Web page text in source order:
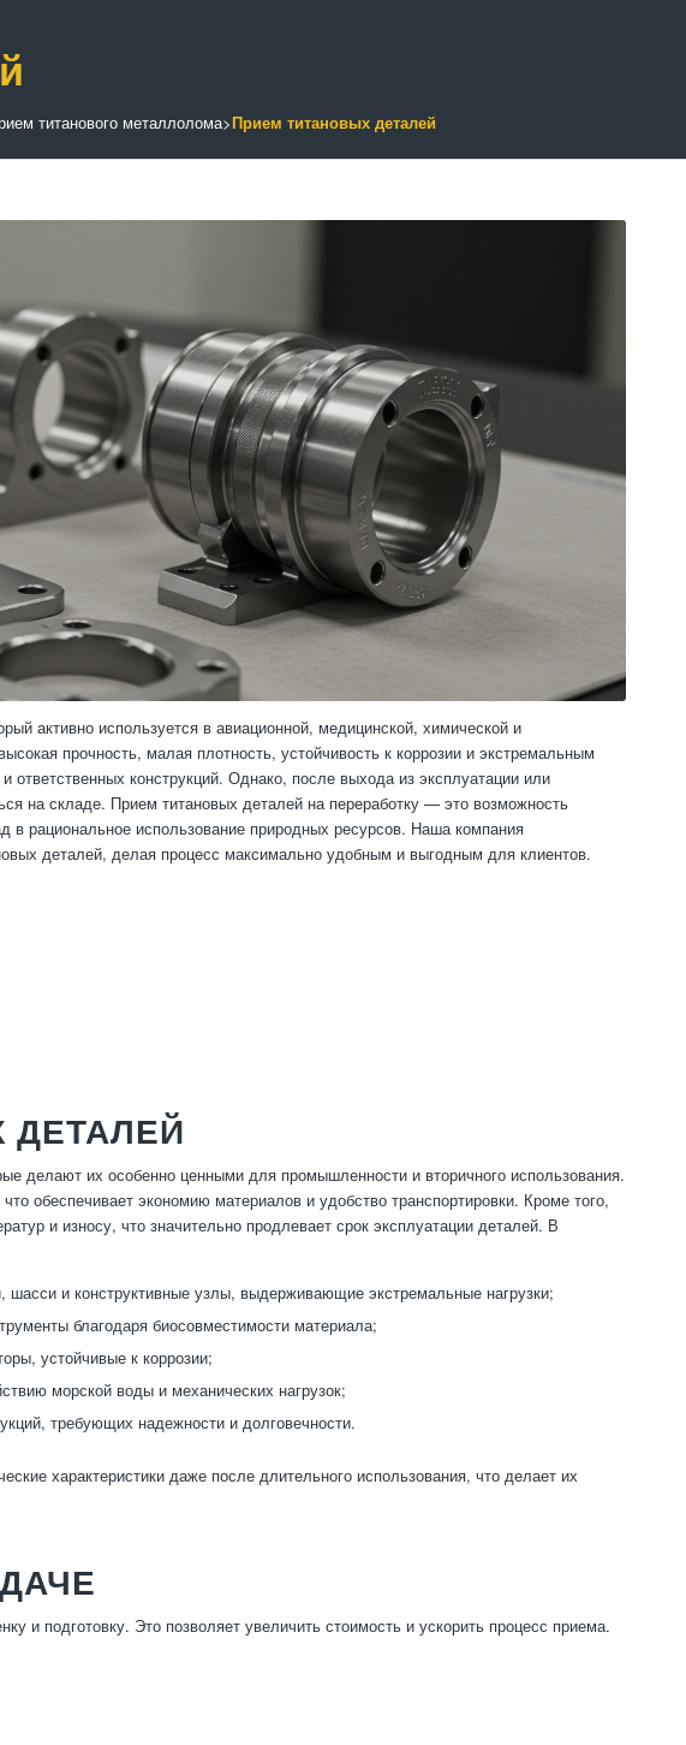
титанового металлолома>Прием титановых деталей
активно используется в авиационной, медицинской, химической и
прочность, малая плотность, устойчивость к коррозии и экстремальным
конструкций. Однако, после выхода из эксплуатации или
на складе. Прием титановых деталей на переработку — это возможность
рациональное использование природных ресурсов. Наша компания
деталей, делая процесс максимально удобным и выгодным для клиентов.
делают их особенно ценными для промышленности и вторичного использования.
обеспечивает экономию материалов и удобство транспортировки. Кроме того,
и износу, что значительно продлевает срок эксплуатации деталей. В
и конструктивные узлы, выдерживающие экстремальные нагрузки;
благодаря биосовместимости материала;
устойчивые к коррозии;
морской воды и механических нагрузок;
требующих надежности и долговечности.
характеристики даже после длительного использования, что делает их
и подготовку. Это позволяет увеличить стоимость и ускорить процесс приема.